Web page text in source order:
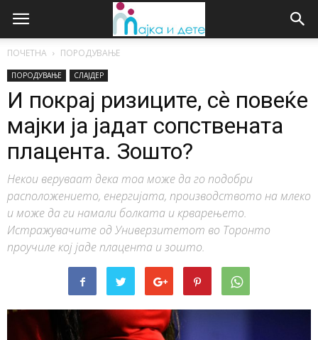
ПОЧЕТНА ПОРОДУВАЊЕ
ПОРОДУВАЊЕ СЛАЈДЕР
И покрај ризиците, сѐ повеќе
мајки ја јадат сопствената
плацента. Зошто?
Некои веруваат дека тоа може да го подобри
расположението, енергијата, производството на млеко
и може да ги намали болката и крварењето.
Истражувачите од Универзитетот во Торонто
проучиле кој јаде плацента и зошто.